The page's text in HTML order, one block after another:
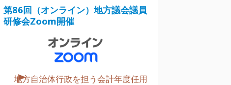
第86回（オンライン）地方議会議員
研修会Zoom開催
地方自治体行政を担う会計年度任用